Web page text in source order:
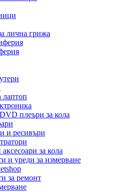
лична грижа
лаптоп
плеъри за кола
и ресивъри
за кола
и уреди за измерване
за ремонт